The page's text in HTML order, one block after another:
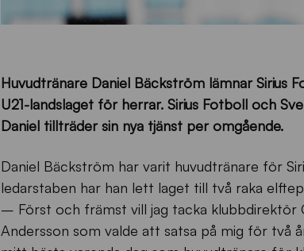
Huvudtränare Daniel Bäckström lämnar
U21-landslaget för herrar. Sirius Fotboll och
Daniel tillträder sin nya tjänst per omgående.
Daniel Bäckström har varit huvudtränare för
ledarstaben har han lett laget till två raka
– Först och främst vill jag tacka klubbdirektör
Andersson som valde att satsa på mig för två